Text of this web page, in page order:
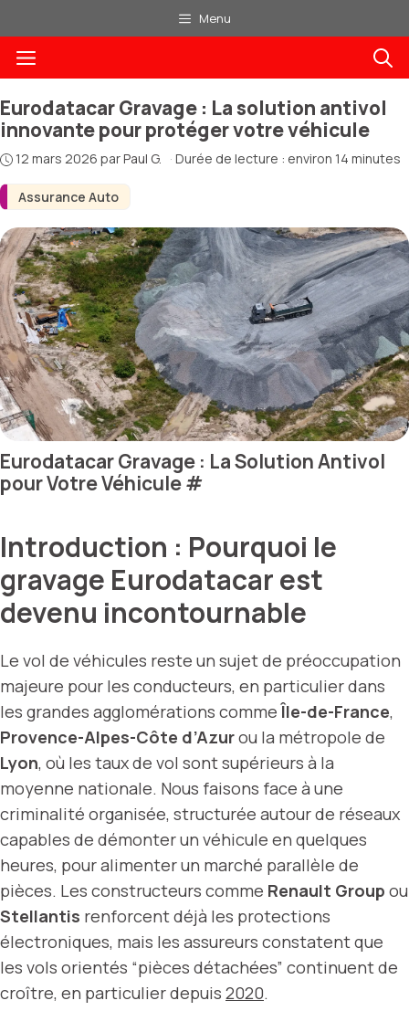
au
contenu
Menu
Menu
Assurance Auto
Eurodatacar Gravage : La solution antivol
innovante pour protéger votre véhicule
12 mars 2026 parPaul G. · Durée de lecture : environ 14 minutes
Eurodatacar Gravage : La Solution Antivol
pour Votre Véhicule#
Introduction : Pourquoi le
gravage Eurodatacar est
devenu incontournable
Le vol de véhicules reste un sujet de préoccupation
majeure pour les conducteurs, en particulier dans
les grandes agglomérations commeÎle-de-France,
Provence-Alpes-Côte d’Azurou la métropole de
Lyon, où les taux de vol sont supérieurs à la
moyenne nationale. Nous faisons face à une
criminalité organisée, structurée autour de réseaux
capables de démonter un véhicule en quelques
heures, pour alimenter un marché parallèle de
pièces. Les constructeurs comme Renault Group ou
Stellantis renforcent déjà les protections
électroniques, mais les assureurs constatent que
les vols orientés “pièces détachées” continuent de
croître, en particulier depuis 2020.